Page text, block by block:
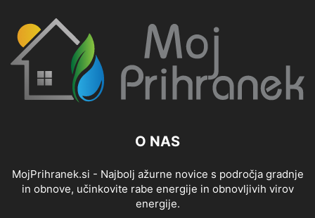
O NAS
MojPrihranek.si - Najbolj ažurne novice s področja gradnje
in obnove, učinkovite rabe energije in obnovljivih virov
energije.